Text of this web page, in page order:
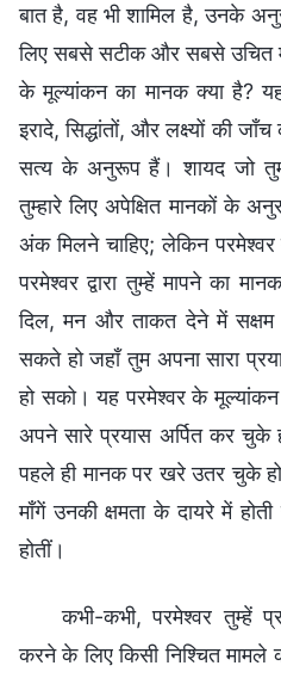
बात है, वह भी शामिल है, उनके
लिए सबसे सटीक और सबसे उचित
के मूल्यांकन का मानक क्या है?
इरादे, सिद्धांतों, और लक्ष्यों की
सत्य के अनुरूप हैं। शायद जो तुम
तुम्हारे लिए अपेक्षित मानकों के
अंक मिलने चाहिए; लेकिन
परमेश्वर द्वारा तुम्हें मापने का
दिल, मन और ताकत देने में सक्षम
सकते हो जहाँ तुम अपना सारा
हो सको। यह परमेश्वर के
अपने सारे प्रयास अर्पित कर चुके
पहले ही मानक पर खरे उतर चुके
माँगें उनकी क्षमता के दायरे में
होतीं।
कभी-कभी, परमेश्वर तुम्हें
करने के लिए किसी निश्चित मामले